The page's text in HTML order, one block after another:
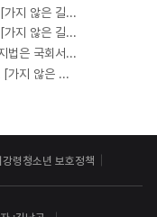
[한걸음더]전남광주통합특별시 출범 기획 보도 [가지 않은 길] 4편 프랑스 지역 통합 10년 성적표
[한걸음더]전남광주통합특별시 출범 기획 보도 [가지 않은 길] 3편 프랑스 통합 10년 지났지만..."우린 여전히 알자스인"
[한걸음더] 헬스장 '먹튀' 잇따르고 있지만 …방지법은 국회서 낮잠
[한걸음더] 전남광주통합특별시 출범 기획 보도 [가지 않은 길] 2편 지방이 주도한 투자..'유럽 상위 5개 지역' 도약 비결은?
령청소년 보호정책